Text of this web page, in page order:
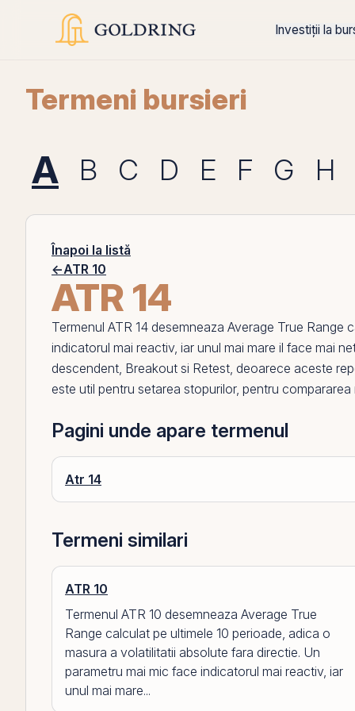
Investiții la
Termeni bursieri
A B C D E F G H
Înapoi la listă
←ATR 10
ATR 14
Termenul ATR 14 desemneaza Average True Range
indicatorul mai reactiv, iar unul mai mare il face mai
descendent, Breakout si Retest, deoarece aceste
este util pentru setarea stopurilor, pentru
Pagini unde apare termenul
Atr 14
Termeni similari
ATR 10
Termenul ATR 10 desemneaza Average True
Range calculat pe ultimele 10 perioade, adica o
masura a volatilitatii absolute fara directie. Un
parametru mai mic face indicatorul mai reactiv, iar
unul mai mare...